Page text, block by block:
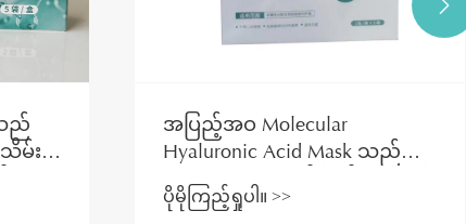
သည်
မ်းမှု
တက်
အပြည့်အဝ Molecular
Hyaluronic Acid Mask သည်
အရေပြားအတွင်းပိုင်းထိ ရေဓာတ်
ရရှိရန် အဘယ်အရာက ထိရောက်
ပိုမိုကြည့်ရှုပါ။ >>
